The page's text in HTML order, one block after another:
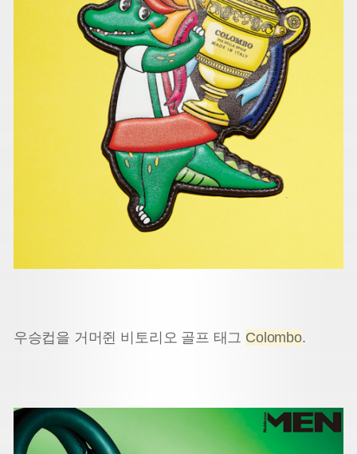
우승컵을 거머쥔 비토리오 골프 태그 Colombo.